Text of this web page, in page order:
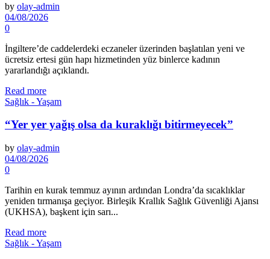
by olay-admin
04/08/2026
0
İngiltere’de caddelerdeki eczaneler üzerinden başla­tılan yeni ve
ücretsiz ertesi gün hapı hizmetinden yüz binlerce kadının
yararlandığı açıklandı.
Read more
Sağlık - Yaşam
“Yer yer yağış olsa da kuraklığı bitirmeyecek”
by olay-admin
04/08/2026
0
Tarihin en kurak temmuz ayının ardından Londra’da sıcaklıklar
yeniden tırmanışa geçiyor. Birleşik Krallık Sağlık Güvenliği Ajansı
(UKHSA), başkent için sarı...
Read more
Sağlık - Yaşam